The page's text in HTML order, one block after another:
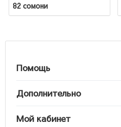
82 сомони
Помощь
Дополнительно
Мой кабинет